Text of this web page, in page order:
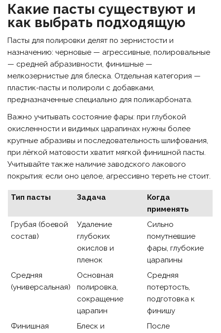
Какие пасты существуют и
как выбрать подходящую
Пасты для полировки делят по зернистости и
назначению: черновые — агрессивные, полировальные
— средней абразивности, финишные —
мелкозернистые для блеска. Отдельная категория —
пластик-пасты и полироли с добавками,
предназначенные специально для поликарбоната.
Важно учитывать состояние фары: при глубокой
окисленности и видимых царапинах нужны более
крупные абразивы и последовательность шлифования,
при лёгкой матовости хватит мягкой финишной пасты.
Учитывайте также наличие заводского лакового
покрытия: если оно целое, агрессивно тереть не стоит.
Тип пасты Задача
Когда
применять
Грубая (боевой
состав)
Удаление
глубоких
окислов и
пленок
Сильно
помутневшие
фары, глубокие
царапины
Средняя
(универсальная)
Основная
полировка,
сокращение
царапин
Средняя
потертость,
подготовка к
финишу
Финишная
Блеск и
После